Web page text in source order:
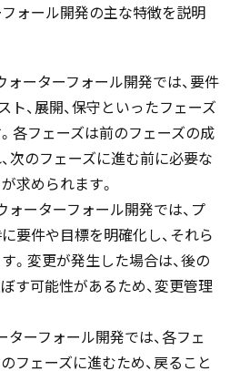
フォール開発の主な特徴を説明
ォーターフォール開発では、要件
ト、展開、保守といったフェーズ
各フェーズは前のフェーズの成
次のフェーズに進む前に必要な
求められます。
ォーターフォール開発では、プ
要件や目標を明確化し、それら
。変更が発生した場合は、後の
す可能性があるため、変更管理
ーフォール開発では、各フェ
フェーズに進むため、戻ること